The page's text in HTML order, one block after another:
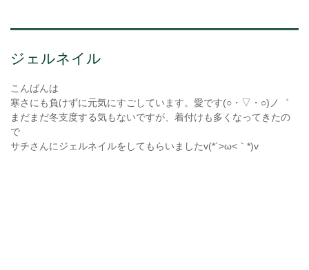
ジェルネイル
こんばんは
寒さにも負けずに元気にすごしています。愛です(○・▽・○)ノ゛
まだまだ冬支度する気もないですが、着付けも多くなってきたの
で
サチさんにジェルネイルをしてもらいましたv(*´>ω<｀*)v